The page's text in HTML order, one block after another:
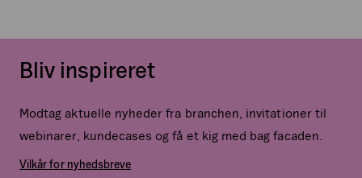
Bliv inspireret
Modtag aktuelle nyheder fra branchen, invitationer til
webinarer, kundecases og få et kig med bag facaden.
Vilkår for nyhedsbreve